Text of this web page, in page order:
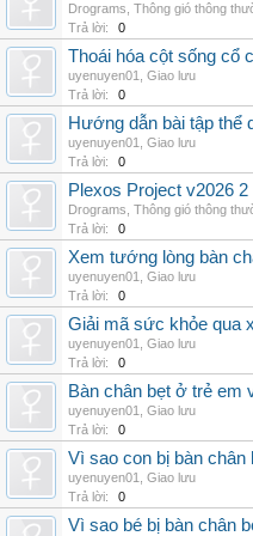
Drograms Thông gió thông
Trả lời:
0
Thoái hóa cột sống cổ
uyenuyen01
Giao lưu
Trả lời:
0
Hướng dẫn bài tập thể
uyenuyen01
Giao lưu
Trả lời:
0
Plexos Project v2026 2
Drograms Thông gió thông
Trả lời:
0
Xem tướng lòng bàn
uyenuyen01
Giao lưu
Trả lời:
0
Giải mã sức khỏe qua
uyenuyen01
Giao lưu
Trả lời:
0
Bàn chân bẹt ở trẻ em
uyenuyen01
Giao lưu
Trả lời:
0
Vì sao con bị bàn
uyenuyen01
Giao lưu
Trả lời:
0
Vì sao bé bị bàn chân